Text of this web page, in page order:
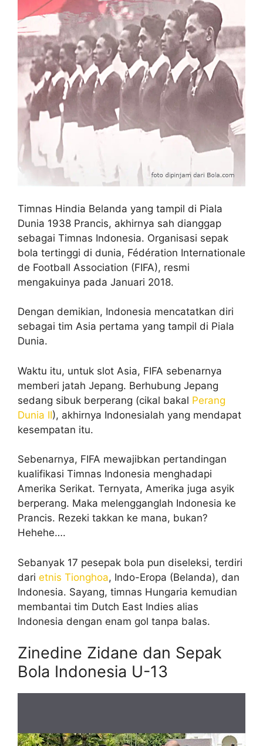
Timnas Hindia Belanda yang tampil di Piala
Dunia 1938 Prancis, akhirnya sah dianggap
sebagai Timnas Indonesia. Organisasi sepak
bola tertinggi di dunia, Fédération Internationale
de Football Association (FIFA), resmi
mengakuinya pada Januari 2018.
Dengan demikian, Indonesia mencatatkan diri
sebagai tim Asia pertama yang tampil di Piala
Dunia.
Waktu itu, untuk slot Asia, FIFA sebenarnya
memberi jatah Jepang. Berhubung Jepang
sedang sibuk berperang (cikal bakal Perang
Dunia II), akhirnya Indonesialah yang mendapat
kesempatan itu.
Sebenarnya, FIFA mewajibkan pertandingan
kualifikasi Timnas Indonesia menghadapi
Amerika Serikat. Ternyata, Amerika juga asyik
berperang. Maka melengganglah Indonesia ke
Prancis. Rezeki takkan ke mana, bukan?
Hehehe….
Sebanyak 17 pesepak bola pun diseleksi, terdiri
dari etnis Tionghoa, Indo-Eropa (Belanda), dan
Indonesia. Sayang, timnas Hungaria kemudian
membantai tim Dutch East Indies alias
Indonesia dengan enam gol tanpa balas.
Zinedine Zidane dan Sepak
Bola Indonesia U-13